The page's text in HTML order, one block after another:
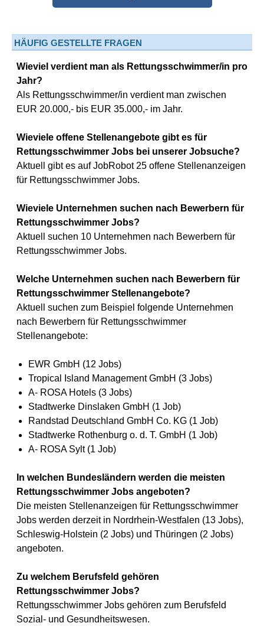
HÄUFIG GESTELLTE FRAGEN
Wieviel verdient man als Rettungsschwimmer/in pro
Jahr?
Als Rettungsschwimmer/in verdient man zwischen
EUR 20.000,- bis EUR 35.000,- im Jahr.
Wieviele offene Stellenangebote gibt es für
Rettungsschwimmer Jobs bei unserer Jobsuche?
Aktuell gibt es auf JobRobot 25 offene Stellenanzeigen
für Rettungsschwimmer Jobs.
Wieviele Unternehmen suchen nach Bewerbern für
Rettungsschwimmer Jobs?
Aktuell suchen 10 Unternehmen nach Bewerbern für
Rettungsschwimmer Jobs.
Welche Unternehmen suchen nach Bewerbern für
Rettungsschwimmer Stellenangebote?
Aktuell suchen zum Beispiel folgende Unternehmen
nach Bewerbern für Rettungsschwimmer
Stellenangebote:
EWR GmbH (12 Jobs)
Tropical Island Management GmbH (3 Jobs)
A- ROSA Hotels (3 Jobs)
Stadtwerke Dinslaken GmbH (1 Job)
Randstad Deutschland GmbH Co. KG (1 Job)
Stadtwerke Rothenburg o. d. T. GmbH (1 Job)
A- ROSA Sylt (1 Job)
In welchen Bundesländern werden die meisten
Rettungsschwimmer Jobs angeboten?
Die meisten Stellenanzeigen für Rettungsschwimmer
Jobs werden derzeit in Nordrhein-Westfalen (13 Jobs),
Schleswig-Holstein (2 Jobs) und Thüringen (2 Jobs)
angeboten.
Zu welchem Berufsfeld gehören
Rettungsschwimmer Jobs?
Rettungsschwimmer Jobs gehören zum Berufsfeld
Sozial- und Gesundheitswesen.